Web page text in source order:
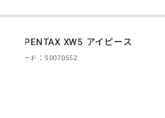
smc PENTAX XW5 アイピース
商品コード：S0070552